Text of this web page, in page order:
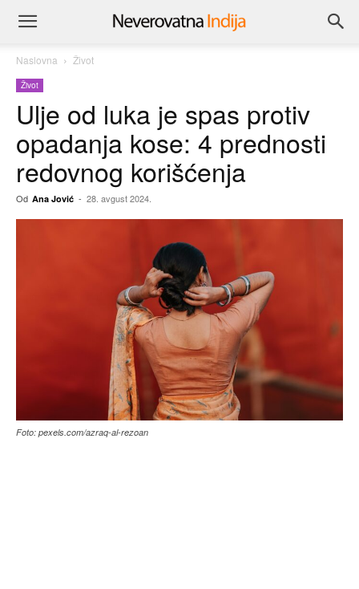
Naslovna Život
Život
Ulje od luka je spas protiv
opadanja kose: 4 prednosti
redovnog korišćenja
Od Ana Jović - 28. avgust 2024.
Foto: pexels.com/azraq-al-rezoan